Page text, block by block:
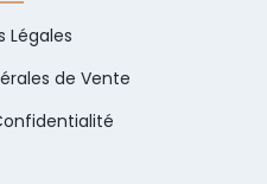
Légales
de Vente